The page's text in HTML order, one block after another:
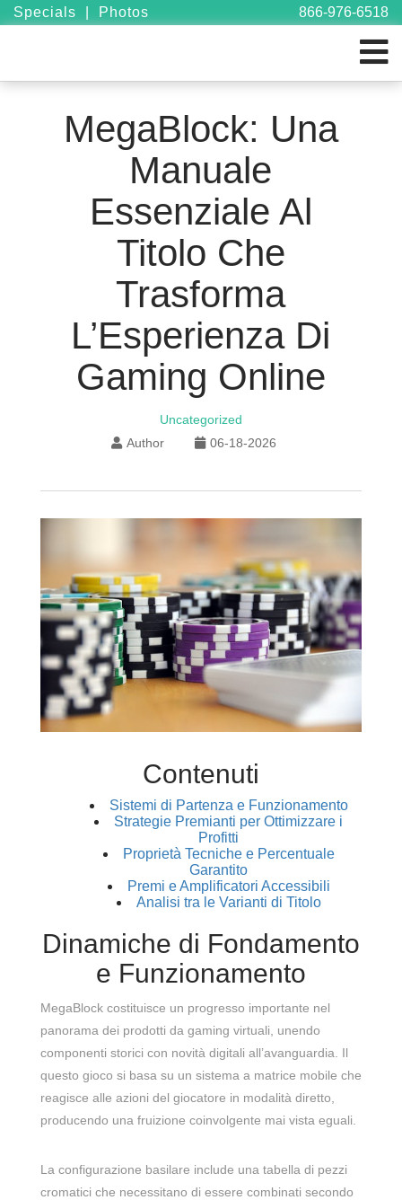
Specials Photos 866-976-6518
MegaBlock: Una
Manuale
Essenziale Al
Titolo Che
Trasforma
L’Esperienza Di
Gaming Online
Uncategorized
Author
06-18-2026
Contenuti
Sistemi di Partenza e Funzionamento
Strategie Premianti per Ottimizzare i
Profitti
Proprietà Tecniche e Percentuale
Garantito
Premi e Amplificatori Accessibili
Analisi tra le Varianti di Titolo
Dinamiche di Fondamento
e Funzionamento
MegaBlock costituisce un progresso importante nel
panorama dei prodotti da gaming virtuali, unendo
componenti storici con novità digitali all’avanguardia. Il
questo gioco si basa su un sistema a matrice mobile che
reagisce alle azioni del giocatore in modalità diretto,
producendo una fruizione coinvolgente mai vista eguali.
La configurazione basilare include una tabella di pezzi
cromatici che necessitano di essere combinati secondo